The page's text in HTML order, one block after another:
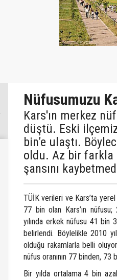
Nüfusumuzu
Kars'ın merkez
düştü. Eski
bin’e ulaştı.
oldu. Az bir farkla
şansını
TÜİK verileri ve Kars’ta yerel
77 bin olan Kars’ın nüfusu;
yılında erkek nüfusu 41 bin
belirlendi. Böylelikle 2010
olduğu rakamlarla belli
nüfus oranının 77 binden, 73
Bir yılda ortalama 4 bin